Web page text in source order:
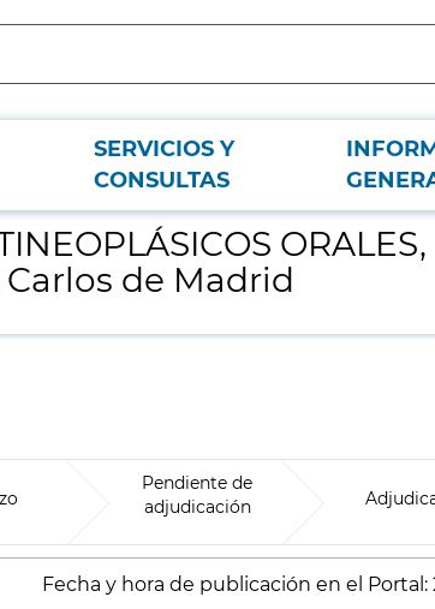
SERVICIOS Y
CONSULTAS
Farmacia del Hospital Clínico San Carlos de Madrid
de Madrid
Pendiente de
adjudicación
Fecha y hora de publicación en el Portal: